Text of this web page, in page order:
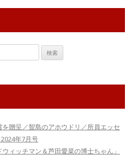
贈呈／聟島のアホウドリ／所員エッセ
年7月号
ィッチマン＆芦田愛菜の博士ちゃん」